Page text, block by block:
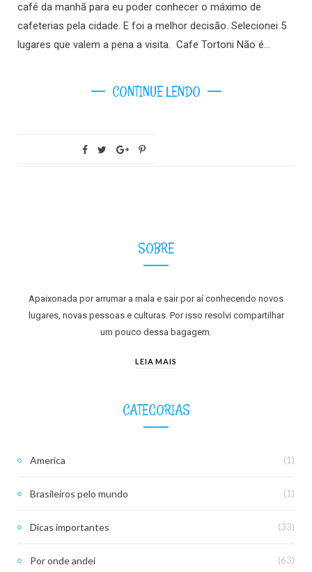
café da manhã para eu poder conhecer o máximo de
cafeterias pela cidade. E foi a melhor decisão. Selecionei 5
lugares que valem a pena a visita. Cafe Tortoni Não é…
CONTINUE LENDO
SOBRE
Apaixonada por arrumar a mala e sair por aí conhecendo novos
lugares, novas pessoas e culturas. Por isso resolvi compartilhar
um pouco dessa bagagem.
LEIA MAIS
CATEGORIAS
America (1)
Brasileiros pelo mundo (1)
Dicas importantes (33)
Por onde andei (63)